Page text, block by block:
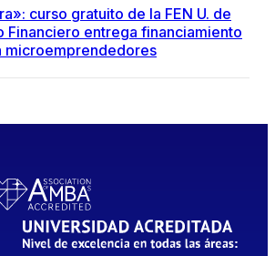
curso gratuito de la FEN U. de
Financiero entrega financiamiento
microemprendedores